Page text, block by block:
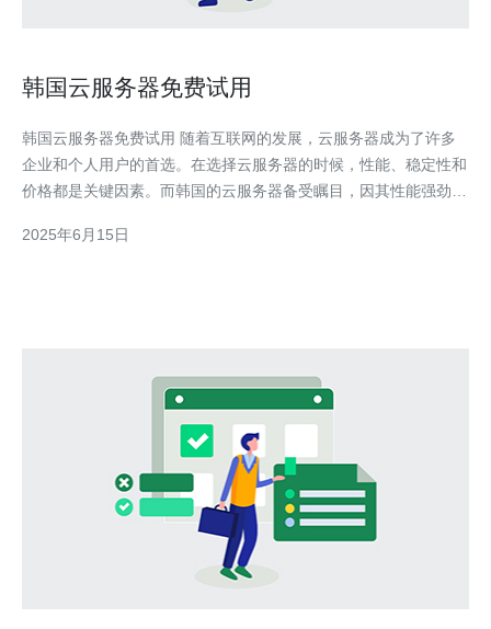
韩国云服务器免费试用
韩国云服务器免费试用 随着互联网的发展，云服务器成为了许多
企业和个人用户的首选。在选择云服务器的时候，性能、稳定性和
价格都是关键因素。而韩国的云服务器备受瞩目，因其性能强劲、
络环境，适合各种类型的网站和应用程序。韩国的云服务器提供商
2025年6月15日